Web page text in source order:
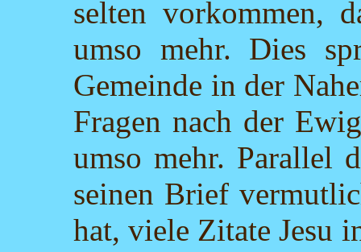
selten vorkommen,
umso mehr. Dies
Gemeinde in der
Fragen nach der
umso mehr. Parallel
seinen Brief
hat, viele Zitate Jesu